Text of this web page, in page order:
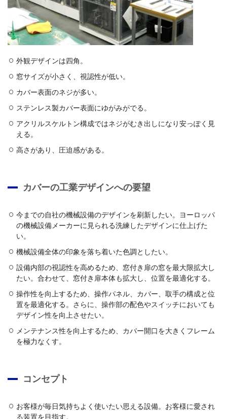
外観デザインは四角。
窓サイズが小さく、視認性が低い。
カバー表面のネジが多い。
ステンレス製カバー表面にゆがみがでる。
アクリルスケルトン構成ではネジがむき出しになり安っぽく見
える。
高さがあり、圧迫感がある。
カバーの工業デザインへの要望
今までの自社の機械設備のデザインを刷新したい。ヨーロッパ
の機械設備メーカーに見られる洗練したデザインに仕上げた
い。
機械設備全体の印象を落ち着いた色調としたい。
設備内部の視認性を高めるため、窓付き扉の窓を最大限拡大し
たい。合わせて、窓付き扉本体も拡大し、位置を最適化する。
操作性を向上するため、操作パネル、カバー、取手の構成と位
置を最適化する。さらに、操作部の配色やスイッチにおいても
デザイン性を向上させたい。
メンテナンス性を向上するため、カバー開口を大きくフレーム
を極力なくす。
コンセプト
お客様が毎日気持ちよく使いたい思える設備。お客様に愛され
る装置を目指す。